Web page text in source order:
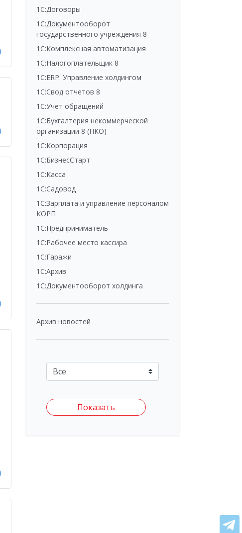
1С:Договоры
1С:Документооборот
государственного учреждения 8
1С:Комплексная автоматизация
1С:Налогоплательщик 8
1С:ERP. Управление холдингом
1С:Свод отчетов 8
1С:Учет обращений
1С:Бухгалтерия некоммерческой
организации 8 (НКО)
1С:Корпорация
1С:БизнесСтарт
1С:Касса
1С:Садовод
1С:Зарплата и управление персоналом
КОРП
1С:Предприниматель
1С:Рабочее место кассира
1С:Гаражи
1С:Архив
1С:Документооборот холдинга
Архив новостей
Показать